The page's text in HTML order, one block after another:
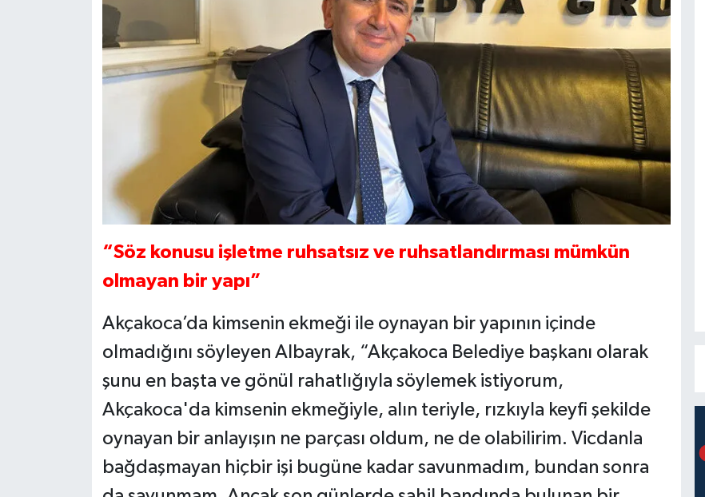
“Söz konusu işletme ruhsatsız ve ruhsatlandırması mümkün
olmayan bir yapı”
Akçakoca’da kimsenin ekmeği ile oynayan bir yapının içinde
olmadığını söyleyen Albayrak, “Akçakoca Belediye başkanı olarak
şunu en başta ve gönül rahatlığıyla söylemek istiyorum,
Akçakoca'da kimsenin ekmeğiyle, alın teriyle, rızkıyla keyfi şekilde
oynayan bir anlayışın ne parçası oldum, ne de olabilirim. Vicdanla
bağdaşmayan hiçbir işi bugüne kadar savunmadım, bundan sonra